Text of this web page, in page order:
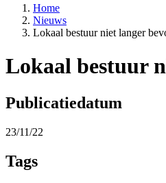
Home
Nieuws
Lokaal bestuur niet langer
Lokaal bestuur
Publicatiedatum
23/11/22
Tags